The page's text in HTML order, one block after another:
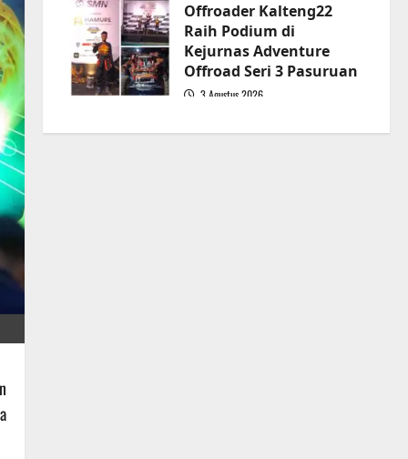
Offroader Kalteng22
Raih Podium di
Kejurnas Adventure
Offroad Seri 3 Pasuruan
3 Agustus 2026